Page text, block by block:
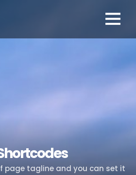
page tagline and you can set it